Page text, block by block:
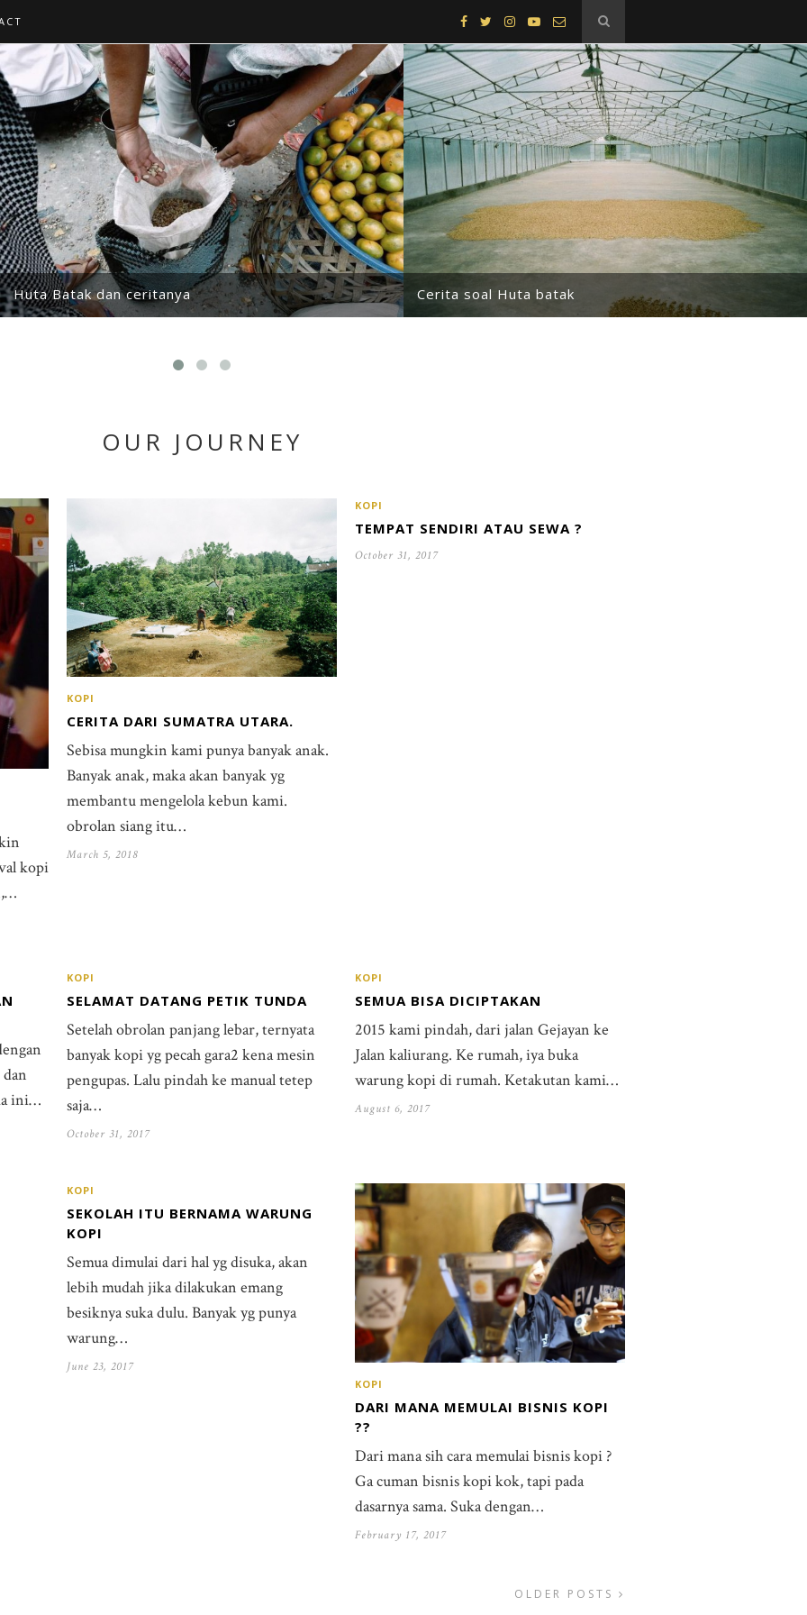
Huta Batak dan ceritanya Cerita soal Huta batak
OUR JOURNEY
kopi
KOPI
CERITA DARI SUMATRA UTARA.
Sebisa mungkin kami punya banyak anak.
Banyak anak, maka akan banyak yg
membantu mengelola kebun kami.
obrolan siang itu…
March 5, 2018
KOPI
TEMPAT SENDIRI ATAU SEWA ?
October 31, 2017
ini…
KOPI
SELAMAT DATANG PETIK TUNDA
Setelah obrolan panjang lebar, ternyata
banyak kopi yg pecah gara2 kena mesin
pengupas. Lalu pindah ke manual tetep
saja…
October 31, 2017
KOPI
SEMUA BISA DICIPTAKAN
2015 kami pindah, dari jalan Gejayan ke
Jalan kaliurang. Ke rumah, iya buka
warung kopi di rumah. Ketakutan kami…
August 6, 2017
KOPI
SEKOLAH ITU BERNAMA WARUNG
KOPI
Semua dimulai dari hal yg disuka, akan
lebih mudah jika dilakukan emang
besiknya suka dulu. Banyak yg punya
warung…
June 23, 2017
KOPI
DARI MANA MEMULAI BISNIS KOPI
??
Dari mana sih cara memulai bisnis kopi ?
Ga cuman bisnis kopi kok, tapi pada
dasarnya sama. Suka dengan…
February 17, 2017
OLDER POSTS